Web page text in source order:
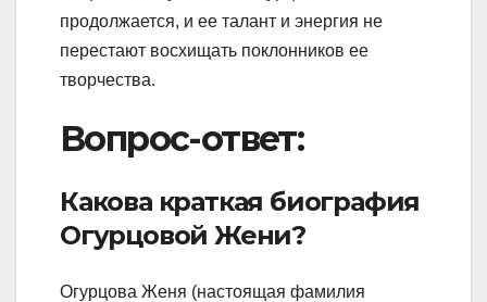
продолжается, и ее талант и энергия не
перестают восхищать поклонников ее
творчества.
Вопрос-ответ:
Какова краткая биография
Огурцовой Жени?
Огурцова Женя (настоящая фамилия